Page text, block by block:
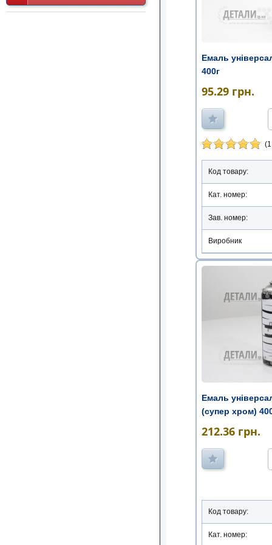
Емаль
400г
95.29 грн.
Код товару:
Кат. номер:
Зав. номер:
Виробник
Емаль
(супер хром)
212.36 грн.
Код товару:
Кат. номер: